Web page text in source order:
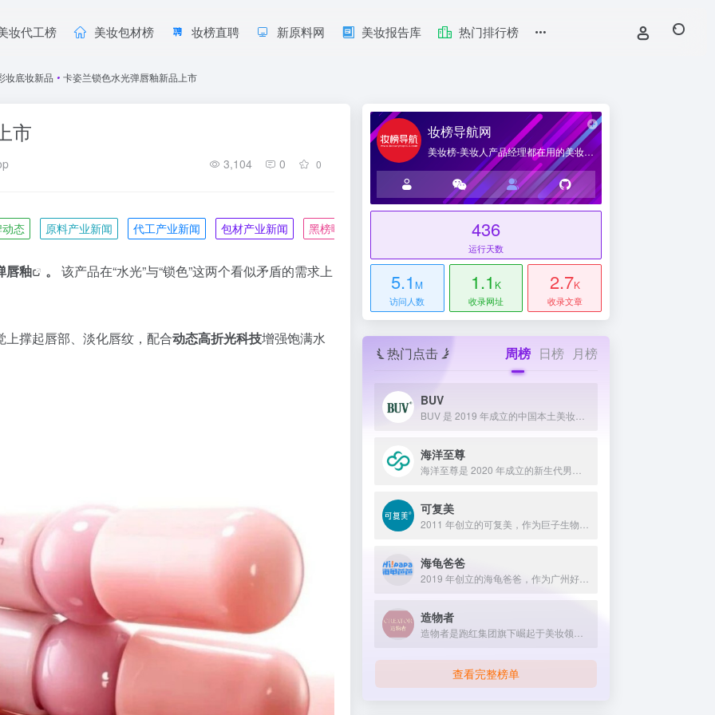
妆代工榜 美妆包材榜 妆榜直聘 新原料网 美妆报告库 热门排行榜
妆底妆新品 • 卡姿兰锁色水光弹唇釉新品上市
市
3,104 0 0
态 原料产业新闻 代工产业新闻 包材产业新闻 黑榜曝光台
唇釉 。 该产品在“水光”与“锁色”这两个看似矛盾的需求上
上撑起唇部、淡化唇纹，配合动态高折光科技增强饱满水
妆榜导航网
美妆榜-美妆人产品经理都在用的美妆产业导航网站
436
运行天数
5.1 M
访问人数
1.1 K
收录网址
2.7K
收录文章
热门点击 周榜 日榜 月榜
BUV
海洋至尊
可复美
海龟爸爸
造物者
查看完整榜单